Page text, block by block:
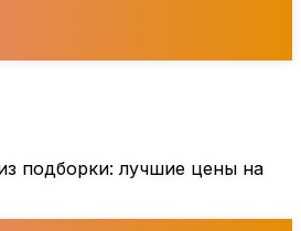
подборки: лучшие цены на